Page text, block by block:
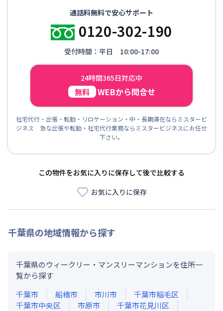
通話料無料で安心サポート
0120-302-190
受付時間：平日 10:00-17:00
24時間365日対応中
無料 WEBから問合せ
社宅代行・出張・転勤・リロケーション・中・長期滞在ならミスタービ
ジネス 急な出張や転勤・社宅代行業務ならミスタービジネスにお任せ
下さい。
この物件をお気に入りに保存して後で比較する
お気に入りに保存
千葉県の地域情報から探す
千葉県のウィークリー・マンスリーマンションを住所一
覧から探す
千葉市
船橋市 市川市
千葉市稲毛区
千葉市中央区
市原市
千葉市花見川区